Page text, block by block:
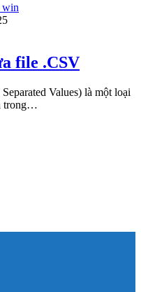
file .CSV
Values) là một loại
trong…